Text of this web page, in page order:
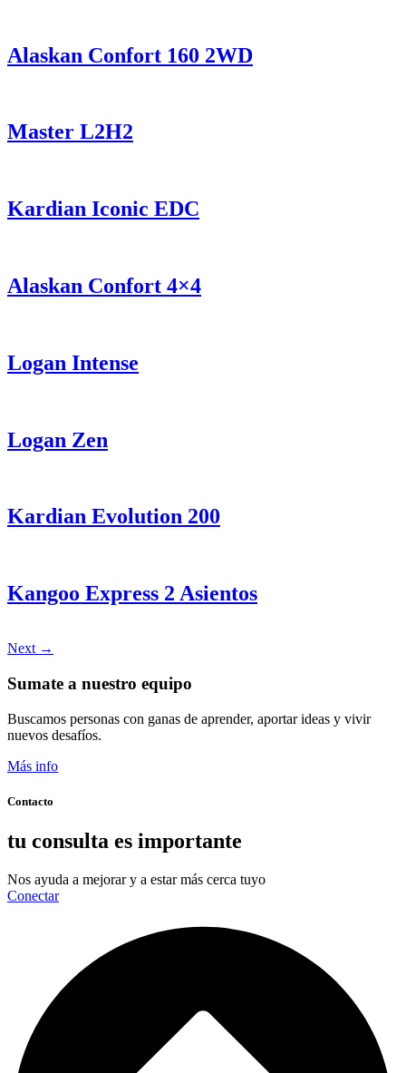
Alaskan Confort 160 2WD
Master L2H2
Kardian Iconic EDC
Alaskan Confort 4×4
Logan Intense
Logan Zen
Kardian Evolution 200
Kangoo Express 2 Asientos
Next →
Sumate a nuestro equipo
Buscamos personas con ganas de aprender, aportar ideas y vivir
nuevos desafíos.
Más info
Contacto
tu consulta es importante
Nos ayuda a mejorar y a estar más cerca tuyo
Conectar